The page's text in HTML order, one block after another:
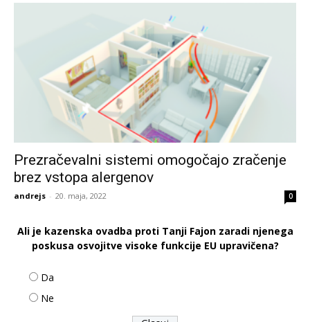
Prezračevalni sistemi omogočajo zračenje
brez vstopa alergenov
andrejs - 20. maja, 2022 0
Ali je kazenska ovadba proti Tanji Fajon zaradi njenega
poskusa osvojitve visoke funkcije EU upravičena?
Da
Ne